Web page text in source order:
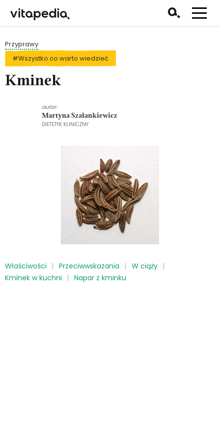
Przyprawy
#Wszystko co warto wiedzieć
Kminek
autor:
Martyna Szałankiewicz
DIETETYK KLINICZNY
Właściwości Przeciwwskazania
W ciąży
Kminek w kuchni
Napar z kminku